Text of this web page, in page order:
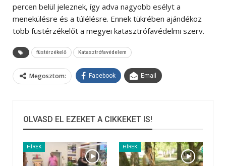
percen belül jeleznek, így adva nagyobb esélyt a
menekülésre és a túlélésre. Ennek tükrében ajándékoz
több füstérzékelőt a megyei katasztrófavédelmi szerv.
füstérzékelő Katasztrófavédelem
Megosztom: Facebook Email
OLVASD EL EZEKET A CIKKEKET IS!
HÍREK HÍREK